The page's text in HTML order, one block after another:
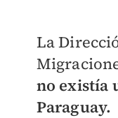
La
no existía
Paraguay.